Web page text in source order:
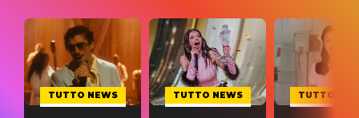
TUTTO NEWS TUTTO NEWS TUTTO